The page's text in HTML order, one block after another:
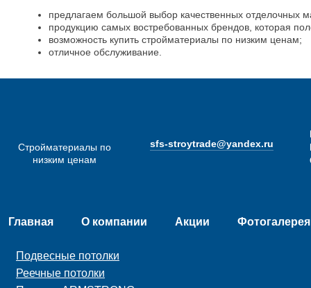
предлагаем большой выбор качественных отделочных
продукцию самых востребованных брендов, которая
возможность купить стройматериалы по низким ценам;
отличное обслуживание.
Стройматериалы по
низким ценам
sfs-stroytrade@yandex.ru
Главная О компании Акции Фотогалерея
Подвесные потолки
Реечные потолки